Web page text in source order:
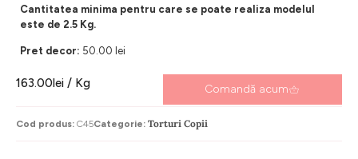
Cantitatea minima pentru care se poate realiza modelul
este de 2.5 Kg.
Pret decor: 50.00 lei
163.00lei / Kg Comandă acum
Cod produs: C45Categorie: Torturi Copii